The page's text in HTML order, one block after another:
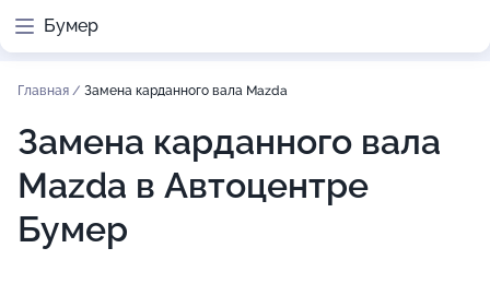
Бумер
Главная / Замена карданного вала Mazda
Замена карданного вала
Mazda в Автоцентре
Бумер